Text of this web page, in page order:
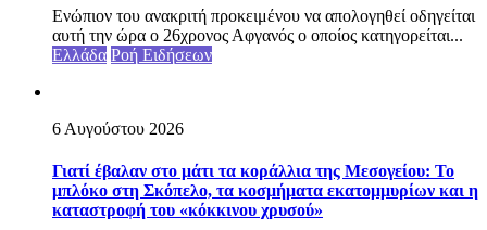
Ενώπιον του ανακριτή προκειμένου να απολογηθεί οδηγείται
αυτή την ώρα ο 26χρονος Αφγανός ο οποίος κατηγορείται...
Ελλάδα Ροή Ειδήσεων
6 Αυγούστου 2026
Γιατί έβαλαν στο μάτι τα κοράλλια της Μεσογείου: Το
μπλόκο στη Σκόπελο, τα κοσμήματα εκατομμυρίων και η
καταστροφή του «κόκκινου χρυσού»